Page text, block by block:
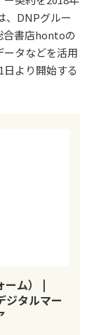
、DNPグルー
合書店hontoの
タなどを活用
より開始する
ーム） |
ジタルマー